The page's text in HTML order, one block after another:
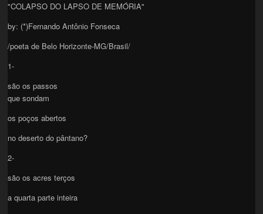
"COLAPSO DO LAPSO DE MEMÓRIA"
by: (*)Fernando Antônio Fonseca
/poeta de Belo Horizonte-MG/Brasil/
1-
são os passos
que sondam
os poços abertos
no deserto do pântano?
2-
são os acres terços
a quarta parte inteira